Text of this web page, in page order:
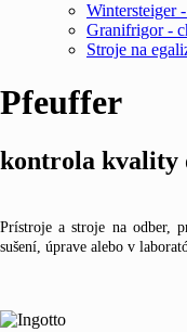
Wintersteiger
Granifrigor -
Stroje na
Pfeuffer
kontrola kvality
Prístroje a stroje na odber,
sušení, úprave alebo v